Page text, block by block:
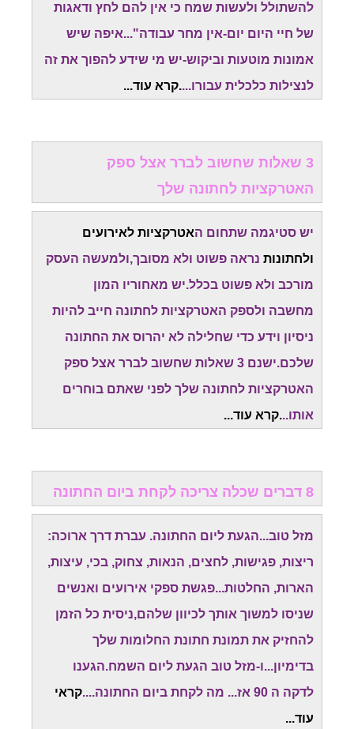
להשתולל ולעשות שמח כי אין להם לחץ ודאגות
של חיי היום יום-אין מחר עבודה"...איפה שיש
אמונות מוטעות וביקוש-יש מי שידע להפוך את זה
לנצילות כלכלית עבורו....קרא עוד...
3 שאלות שחשוב לברר אצל ספק
האטרקציות לחתונה שלך
יש סטיגמה שתחום האטרקציות לאירועים
ולחתונות נראה פשוט ולא מסובך,ולמעשה העסק
מורכב ולא פשוט בכלל.יש מאחוריו המון
מחשבה ולספק האטרקציות לחתונה חייב להיות
ניסיון וידע כדי שחלילה לא יהרוס את החתונה
שלכם.
ישנם 3 שאלות שחשוב לברר אצל ספק
האטרקציות לחתונה שלך לפני שאתם בוחרים
אותו...קרא עוד...
8 דברים שכלה צריכה לקחת ביום החתונה
מזל טוב...הגעת ליום החתונה. עברת דרך ארוכה:
ריצות, פגישות, לחצים, הנאות, צחוק, בכי, עיצות,
הארות, החלטות...פגשת ספקי אירועים ואנשים
שניסו למשוך אותך לכיוון שלהם,ניסית כל הזמן
להחזיק את תמונת חתונת החלומות שלך
בדימיון...ו-מזל טוב הגעת ליום השמח.הגענו
לדקה ה 90 אז... מה לקחת ביום החתונה....
קראי
עוד...